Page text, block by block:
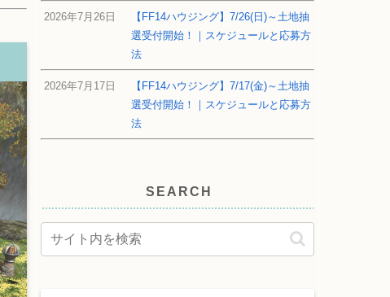
2026年7月26日
【FF14ハウジング】7/26(日)～土地抽
選受付開始！｜スケジュールと応募方
法
2026年7月17日
【FF14ハウジング】7/17(金)～土地抽
選受付開始！｜スケジュールと応募方
法
SEARCH